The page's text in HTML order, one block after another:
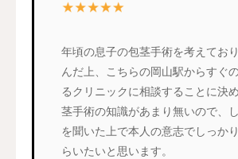
年頃の息子の包茎手術を考えてお
んだ上、こちらの岡山駅からすぐ
るクリニックに相談することに決
茎手術の知識があまり無いので、
を聞いた上で本人の意志でしっか
らいたいと思います。